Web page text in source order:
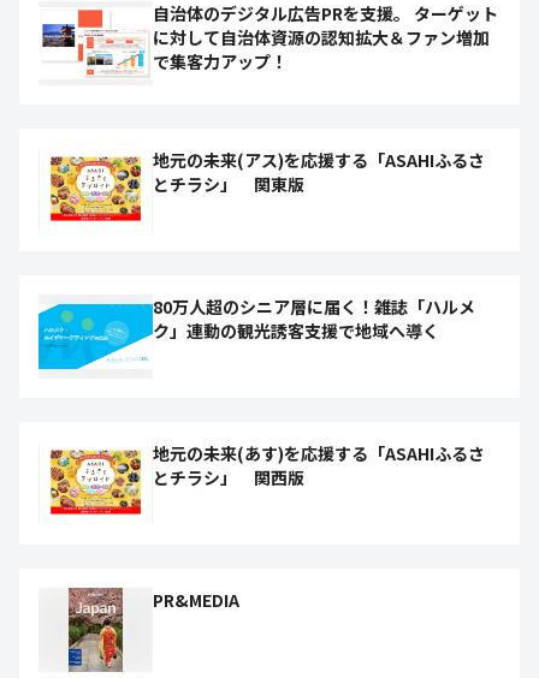
自治体のデジタル広告PRを支援。 ターゲット
に対して自治体資源の認知拡大＆ファン増加
で集客力アップ！
地元の未来(アス)を応援する「ASAHIふるさ
とチラシ」 関東版
80万人超のシニア層に届く！雑誌「ハルメ
ク」連動の観光誘客支援で地域へ導く
地元の未来(あす)を応援する「ASAHIふるさ
とチラシ」 関西版
PR&MEDIA